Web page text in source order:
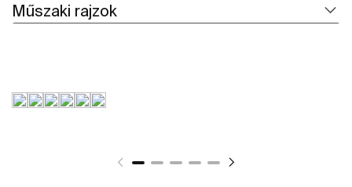
Műszaki rajzok